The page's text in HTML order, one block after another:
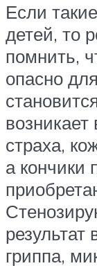
Если
детей, то
помнить,
опасно
страха,
а кончики
результат
гриппа,